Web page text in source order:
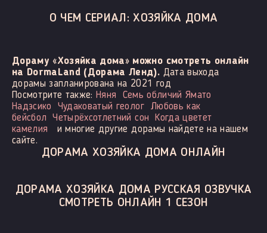
О ЧЕМ СЕРИАЛ: ХОЗЯЙКА ДОМА
Дораму «Хозяйка дома» можно смотреть онлайн
на DormaLand (Дорама Ленд). Дата выхода
дорамы запланирована на 2021 год
Посмотрите также: Няня
Семь обличий Ямато
Надэсико
Чудаковатый геолог
Любовь как
бейсбол
Четырёхсотлетний сон
Когда цветет
камелия
и многие другие дорамы найдете на нашем
сайте.
ДОРАМА ХОЗЯЙКА ДОМА ОНЛАЙН
ДОРАМА ХОЗЯЙКА ДОМА РУССКАЯ ОЗВУЧКА
СМОТРЕТЬ ОНЛАЙН 1 СЕЗОН